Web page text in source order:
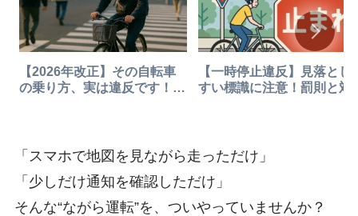
【2026年改正】その自転車
の乗り方、実は違反です！歩
【一時停止違反】見落とし
すい標識に注意！罰則と対
「スマホで地図を見ながら走っただけ」
「少しだけ通知を確認しただけ」
そんな“ながら運転”を、ついやっていませんか？